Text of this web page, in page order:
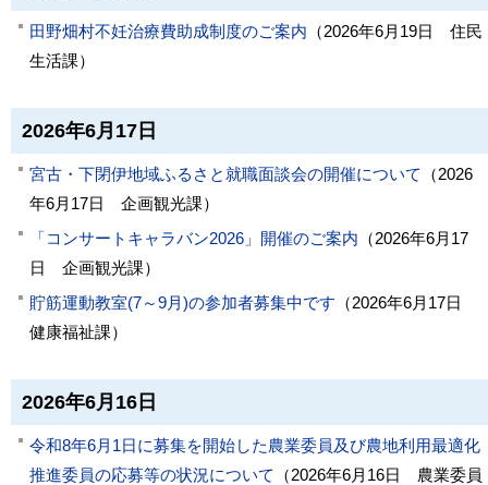
田野畑村不妊治療費助成制度のご案内 （2026年6月19日
住民
生活課）
2026年6月17日
宮古・下閉伊地域ふるさと就職面談会の開催について （2026
年6月17日
企画観光課）
「コンサートキャラバン2026」開催のご案内 （2026年6月17
日
企画観光課）
貯筋運動教室(7～9月)の参加者募集中です （2026年6月17日
健康福祉課）
2026年6月16日
令和8年6月1日に募集を開始した農業委員及び農地利用最適化
推進委員の応募等の状況について
（2026年6月16日
農業委員